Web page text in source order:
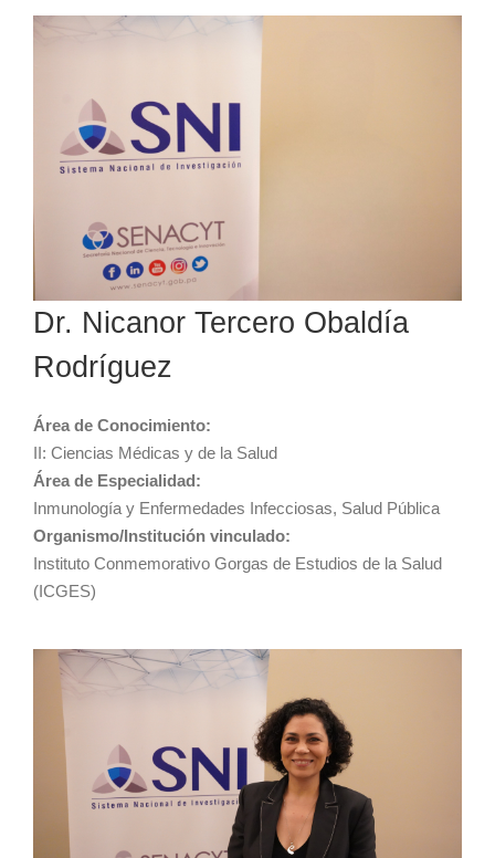
Dr. Nicanor Tercero Obaldía
Rodríguez
Área de Conocimiento:
II: Ciencias Médicas y de la Salud
Área de Especialidad:
Inmunología y Enfermedades Infecciosas, Salud Pública
Organismo/Institución vinculado:
Instituto Conmemorativo Gorgas de Estudios de la Salud
(ICGES)